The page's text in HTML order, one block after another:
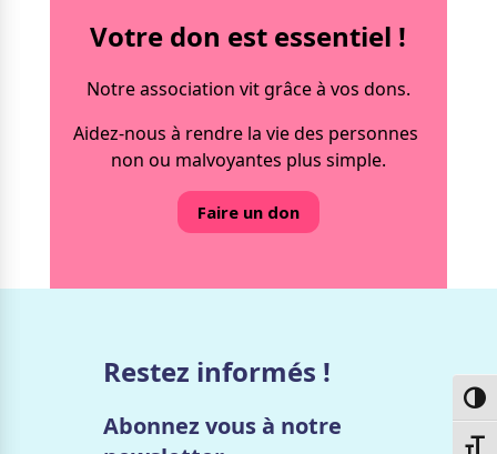
Votre don est essentiel !
Notre association vit grâce à vos dons.
Aidez-nous à rendre la vie des personnes
non ou malvoyantes plus simple.
Faire un don
Restez informés !
Abonnez vous à notre